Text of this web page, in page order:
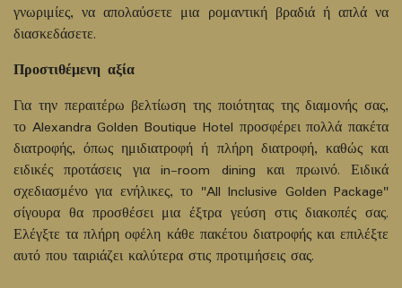
γνωριμίες, να απολαύσετε μια ρομαντική βραδιά ή απλά να
διασκεδάσετε.
Προστιθέμενη αξία
Για την περαιτέρω βελτίωση της ποιότητας της διαμονής σας,
το Alexandra Golden Boutique Hotel προσφέρει πολλά πακέτα
διατροφής, όπως ημιδιατροφή ή πλήρη διατροφή, καθώς και
ειδικές προτάσεις για in-room dining και πρωινό. Ειδικά
σχεδιασμένο για ενήλικες, το "All Inclusive Golden Package"
σίγουρα θα προσθέσει μια έξτρα γεύση στις διακοπές σας.
Ελέγξτε τα πλήρη οφέλη κάθε πακέτου διατροφής και επιλέξτε
αυτό που ταιριάζει καλύτερα στις προτιμήσεις σας.